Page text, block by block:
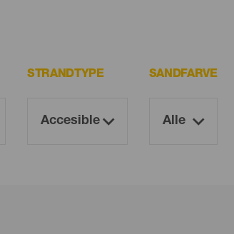
STRANDTYPE SANDFARVE